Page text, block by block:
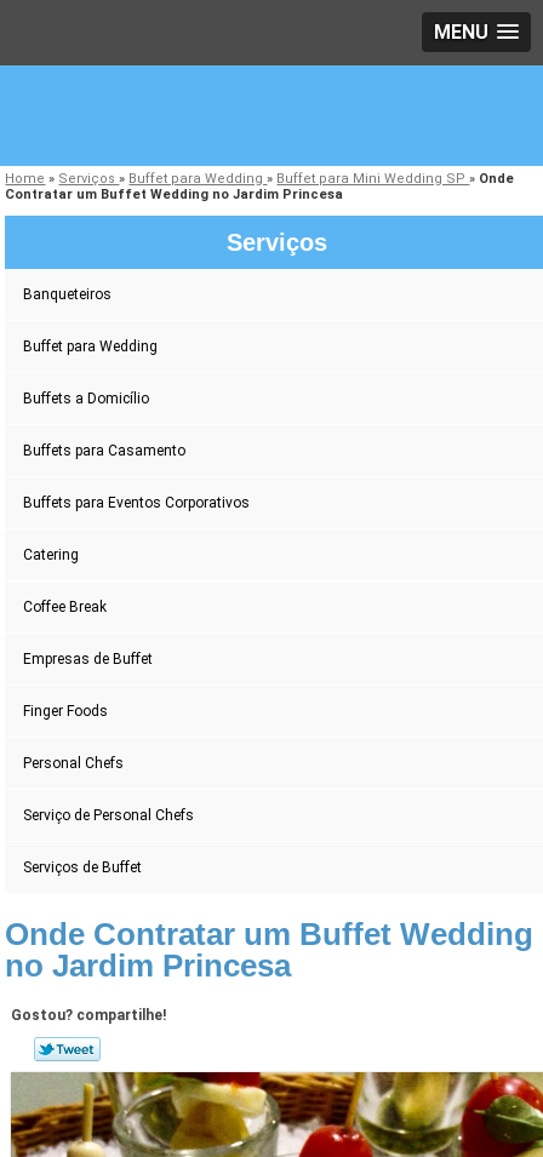
MENU
Home » Serviços» Buffet para Wedding» Buffet para Mini Wedding SP» Onde
Contratar um Buffet Wedding no Jardim Princesa
Serviços
Banqueteiros
Buffet para Wedding
Buffets a Domicílio
Buffets para Casamento
Buffets para Eventos Corporativos
Catering
Coffee Break
Empresas de Buffet
Finger Foods
Personal Chefs
Serviço de Personal Chefs
Serviços de Buffet
Onde Contratar um Buffet Wedding
no Jardim Princesa
Gostou? compartilhe!